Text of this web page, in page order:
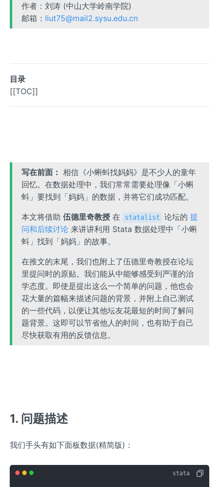
作者：刘涛 (中山大学岭南学院)
邮箱： liut75@mail2.sysu.edu.cn
目录
[[TOC]]
写在前面： 相信《小蝌蚪找妈妈》是不少人的童年
回忆。在数据处理中，我们常常需要处理像「小蝌
蚪」要找到「妈妈」的数据，并将它们成功匹配。
本文将借助伍德里奇教授 在 statalist 论坛的提
问和后续讨论 来讲讲利用 Stata 数据处理中「小蝌
蚪」找到「妈妈」的故事。
在推文的末尾，我们也附上了伍德里奇教授在论坛
里提问时的原贴。我们能从中能够感受到严谨的治
学态度。即使是提出这么一个简单的问题，他也会
花大量的篇幅来描述问题的背景，并附上自己测试
的一些代码，以便让其他坛友花最短的时间了解问
题背景。这即可以节省他人的时间，也有助于自己
尽快获取有用的反馈信息。
1. 问题描述
我们手头有如下面板数据(精简版)：